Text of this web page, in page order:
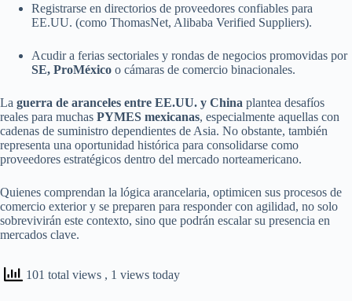
Registrarse en directorios de proveedores confiables para
EE.UU. (como ThomasNet, Alibaba Verified Suppliers).
Acudir a ferias sectoriales y rondas de negocios promovidas por
SE, ProMéxico o cámaras de comercio binacionales.
La guerra de aranceles entre EE.UU. y China plantea desafíos
reales para muchas PYMES mexicanas, especialmente aquellas con
cadenas de suministro dependientes de Asia. No obstante, también
representa una oportunidad histórica para consolidarse como
proveedores estratégicos dentro del mercado norteamericano.
Quienes comprendan la lógica arancelaria, optimicen sus procesos de
comercio exterior y se preparen para responder con agilidad, no solo
sobrevivirán este contexto, sino que podrán escalar su presencia en
mercados clave.
101 total views , 1 views today